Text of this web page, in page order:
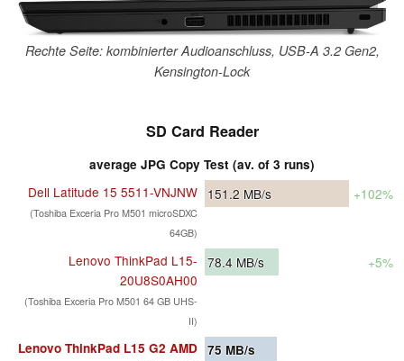
Rechte Seite: kombinierter Audioanschluss, USB-A 3.2 Gen2,
Kensington-Lock
SD Card Reader
average JPG Copy Test (av. of 3 runs)
Dell Latitude 15 5511-VNJNW
(Toshiba Exceria Pro M501 microSDXC
64GB)
151.2 MB/s +102%
Lenovo ThinkPad L15-
20U8S0AH00
(Toshiba Exceria Pro M501 64 GB UHS-
II)
78.4 MB/s +5%
Lenovo ThinkPad L15 G2 AMD 75 MB/s